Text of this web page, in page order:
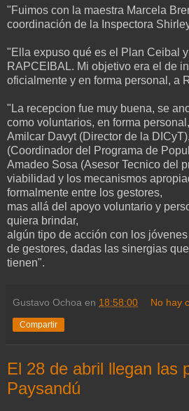
"Fuimos con la maestra Marcela
coordinación de la Inspectora
"Ella expuso qué es el Plan Ceibal
RAPCEIBAL. Mi objetivo era el de
oficialmente y en forma personal, a
"La recepcion fue muy buena, se
como voluntarios, en forma
Amilcar Davyt (Director de la
(Coordinador del Programa de
Amadeo Sosa (Asesor Tecnico del
viabilidad y los mecanismos
formalmente entre los gestores,
mas allá del apoyo voluntario y
quiera brindar,
algún tipo de acción con los
de gestores, dadas las sinergias
tienen".
Gustavo Ochoa en 18:58:00 No hay
Compartir
El 28 de abril llegan las
Paysandú